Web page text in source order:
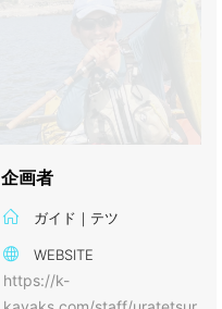
企画者
ガイド｜テツ
WEBSITE
https://k-